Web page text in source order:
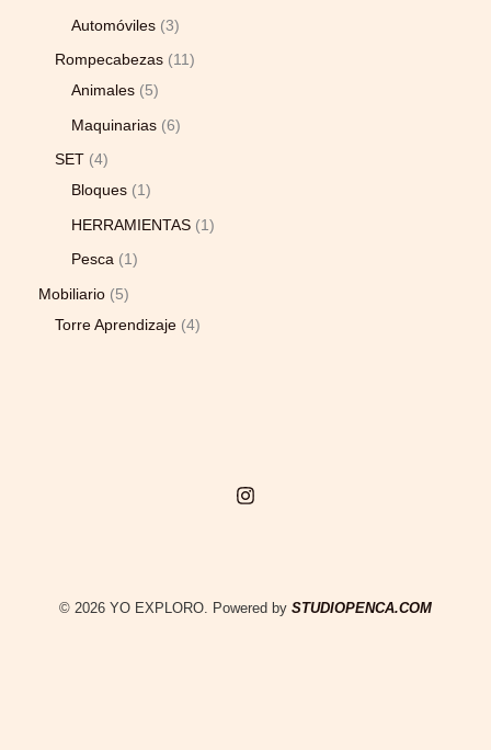
Automóviles 3
Rompecabezas
11
Animales
5
Maquinarias 6
SET 4
Bloques
1
HERRAMIENTAS
1
Pesca
1
Mobiliario
5
Torre Aprendizaje 4
© 2026 YO EXPLORO. Powered by STUDIOPENCA.COM